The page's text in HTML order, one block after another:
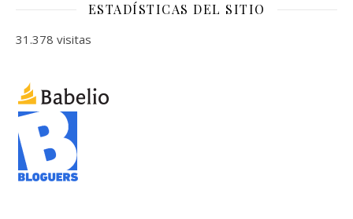
ESTADÍSTICAS DEL SITIO
31.378 visitas